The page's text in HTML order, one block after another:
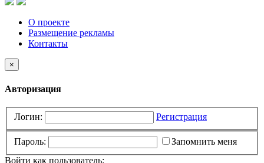
О проекте
Размещение рекламы
Контакты
×
Авторизация
Логин: Регистрация
Пароль:
Запомнить меня
Войти как пользователь: